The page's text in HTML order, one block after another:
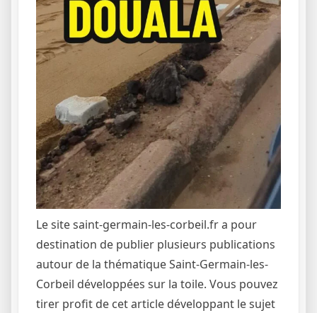
Le site saint-germain-les-corbeil.fr a pour
destination de publier plusieurs publications
autour de la thématique Saint-Germain-les-
Corbeil développées sur la toile. Vous pouvez
tirer profit de cet article développant le sujet